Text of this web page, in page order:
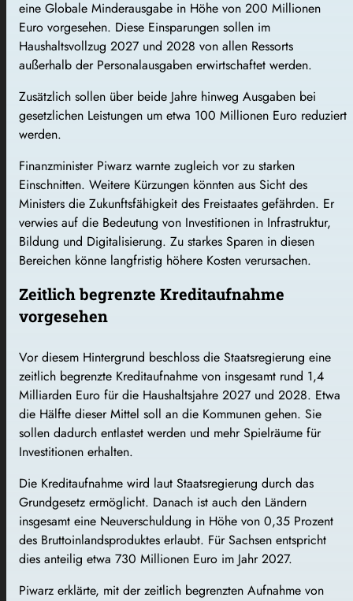
eine Globale Minderausgabe in Höhe von 200 Millionen
Euro vorgesehen. Diese Einsparungen sollen im
Haushaltsvollzug 2027 und 2028 von allen Ressorts
außerhalb der Personalausgaben erwirtschaftet werden.
Zusätzlich sollen über beide Jahre hinweg Ausgaben bei
gesetzlichen Leistungen um etwa 100 Millionen Euro reduziert
werden.
Finanzminister Piwarz warnte zugleich vor zu starken
Einschnitten. Weitere Kürzungen könnten aus Sicht des
Ministers die Zukunftsfähigkeit des Freistaates gefährden. Er
verwies auf die Bedeutung von Investitionen in Infrastruktur,
Bildung und Digitalisierung. Zu starkes Sparen in diesen
Bereichen könne langfristig höhere Kosten verursachen.
Zeitlich begrenzte Kreditaufnahme
vorgesehen
Vor diesem Hintergrund beschloss die Staatsregierung eine
zeitlich begrenzte Kreditaufnahme von insgesamt rund 1,4
Milliarden Euro für die Haushaltsjahre 2027 und 2028. Etwa
die Hälfte dieser Mittel soll an die Kommunen gehen. Sie
sollen dadurch entlastet werden und mehr Spielräume für
Investitionen erhalten.
Die Kreditaufnahme wird laut Staatsregierung durch das
Grundgesetz ermöglicht. Danach ist auch den Ländern
insgesamt eine Neuverschuldung in Höhe von 0,35 Prozent
des Bruttoinlandsproduktes erlaubt. Für Sachsen entspricht
dies anteilig etwa 730 Millionen Euro im Jahr 2027.
Piwarz erklärte, mit der zeitlich begrenzten Aufnahme von